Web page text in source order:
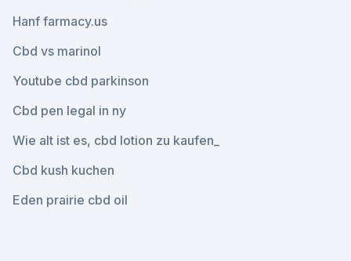
Hanf farmacy.us
Cbd vs marinol
Youtube cbd parkinson
Cbd pen legal in ny
Wie alt ist es, cbd lotion zu kaufen_
Cbd kush kuchen
Eden prairie cbd oil